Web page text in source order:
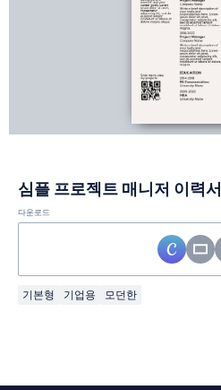
심플 프로젝트 매니저 이력
다운로드
기본형 기업용 모던한